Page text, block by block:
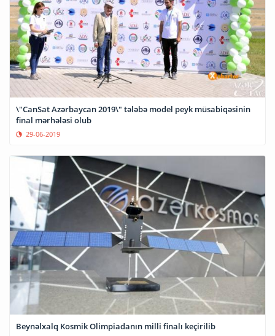
\"CanSat Azərbaycan 2019\" tələbə model peyk müsabiqəsinin
final mərhələsi olub
29-06-2019
Beynəlxalq Kosmik Olimpiadanın milli finalı keçirilib